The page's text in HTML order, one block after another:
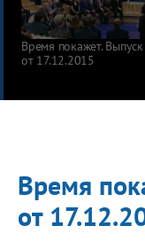
Время покажет. Выпуск
от 17.12.2015
Время
от